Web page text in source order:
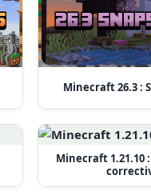
Minecraft 26.3 :
Minecraft 1.21.10